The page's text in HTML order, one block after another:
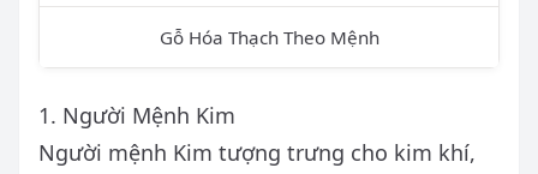
Gỗ Hóa Thạch Theo Mệnh
1. Người Mệnh Kim
Người mệnh Kim tượng trưng cho kim khí,